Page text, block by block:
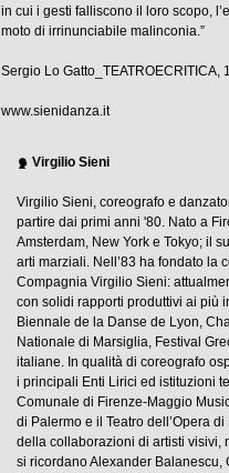
in cui i gesti falliscono il loro scopo,
moto di irrinunciabile malinconia.”
Sergio Lo Gatto_TEATROECRITICA,
www.sienidanza.it
Virgilio Sieni
Virgilio Sieni, coreografo e
partire dai primi anni '80. Nato a
Amsterdam, New York e Tokyo; il
arti marziali. Nell’83 ha fondato la
Compagnia Virgilio Sieni:
con solidi rapporti produttivi ai più
Biennale de la Danse de Lyon,
Nationale di Marsiglia, Festival
italiane. In qualità di coreografo
i principali Enti Lirici ed istituzioni
Comunale di Firenze-Maggio
di Palermo e il Teatro dell’Opera
della collaborazioni di artisti visivi,
si ricordano Alexander Balanescu,